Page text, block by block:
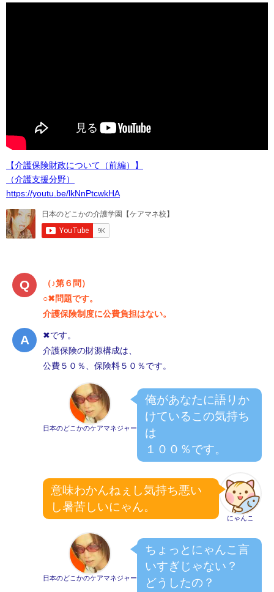
【介護保険財政について（前編）】
（介護支援分野）
https://youtu.be/lkNnPtcwkHA
（♪第６問）
○✖問題です。
介護保険制度に公費負担はない。
✖です。
介護保険の財源構成は、
公費５０％、保険料５０％です。
日本のどこかのケアマネジャー
俺があなたに語りか
けているこの気持ち
は
１００％です。
にゃんこ
意味わかんねぇし気持ち悪い
し暑苦しいにゃん。
日本のどこかのケアマネジャー
ちょっとにゃんこ言
いすぎじゃない？
どうしたの？